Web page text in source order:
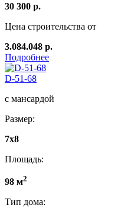
30 300 р.
Цена строительства от
3.084.048 р.
Подробнее
D-51-68
с мансардой
Размер:
7x8
Площадь:
98 м2
Тип дома: